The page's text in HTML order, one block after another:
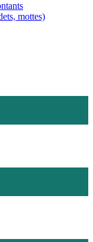
mottes)